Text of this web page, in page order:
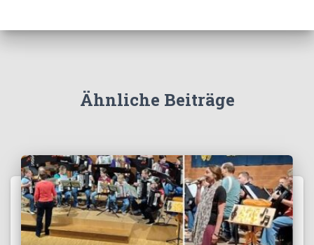
Ähnliche Beiträge